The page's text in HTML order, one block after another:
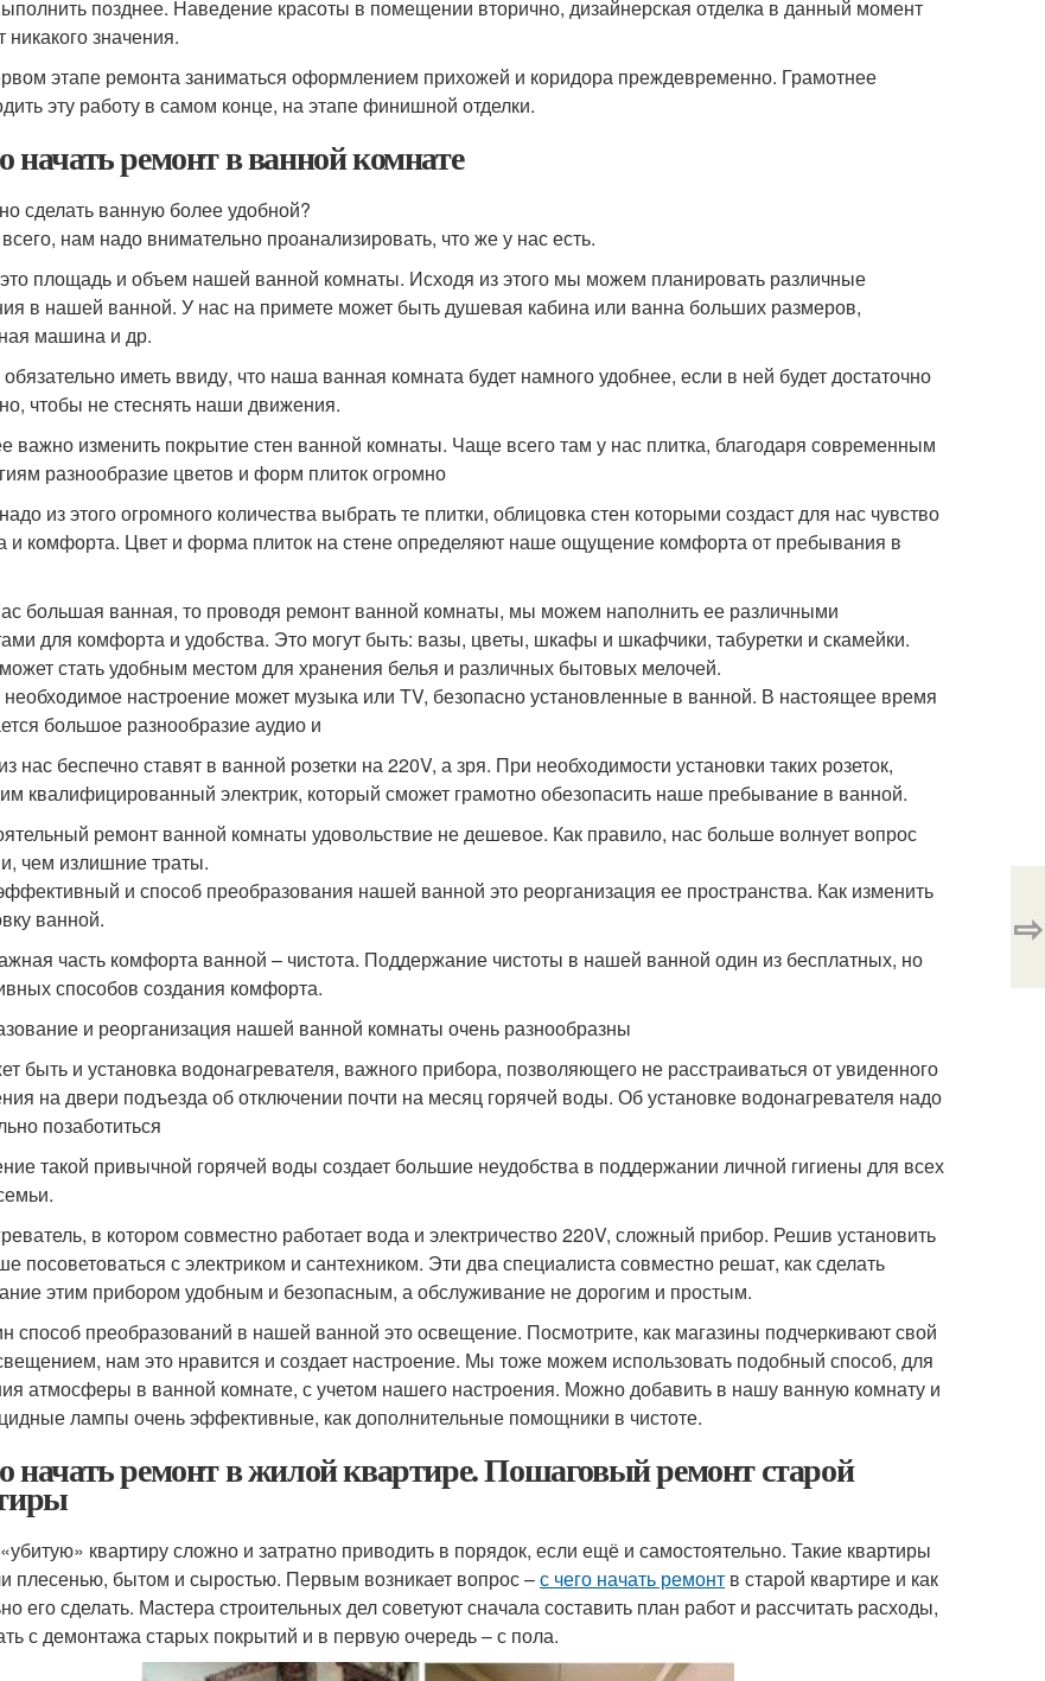
позднее. Наведение красоты в помещении вторично, дизайнерская отделка в данный момент
никакого значения.
этапе ремонта заниматься оформлением прихожей и коридора преждевременно. Грамотнее
эту работу в самом конце, на этапе финишной отделки.
начать ремонт в ванной комнате
сделать ванную более удобной?
нам надо внимательно проанализировать, что же у нас есть.
площадь и объем нашей ванной комнаты. Исходя из этого мы можем планировать различные
в нашей ванной. У нас на примете может быть душевая кабина или ванна больших размеров,
машина и др.
иметь ввиду, что наша ванная комната будет намного удобнее, если в ней будет достаточно
чтобы не стеснять наши движения.
важно изменить покрытие стен ванной комнаты. Чаще всего там у нас плитка, благодаря современным
разнообразие цветов и форм плиток огромно
из этого огромного количества выбрать те плитки, облицовка стен которыми создаст для нас чувство
и комфорта. Цвет и форма плиток на стене определяют наше ощущение комфорта от пребывания в
большая ванная, то проводя ремонт ванной комнаты, мы можем наполнить ее различными
для комфорта и удобства. Это могут быть: вазы, цветы, шкафы и шкафчики, табуретки и скамейки.
стать удобным местом для хранения белья и различных бытовых мелочей.
необходимое настроение может музыка или TV, безопасно установленные в ванной. В настоящее время
большое разнообразие аудио и
нас беспечно ставят в ванной розетки на 220V, а зря. При необходимости установки таких розеток,
квалифицированный электрик, который сможет грамотно обезопасить наше пребывание в ванной.
ремонт ванной комнаты удовольствие не дешевое. Как правило, нас больше волнует вопрос
чем излишние траты.
и способ преобразования нашей ванной это реорганизация ее пространства. Как изменить
ванной.
часть комфорта ванной – чистота. Поддержание чистоты в нашей ванной один из бесплатных, но
способов создания комфорта.
и реорганизация нашей ванной комнаты очень разнообразны
быть и установка водонагревателя, важного прибора, позволяющего не расстраиваться от увиденного
на двери подъезда об отключении почти на месяц горячей воды. Об установке водонагревателя надо
позаботиться
такой привычной горячей воды создает большие неудобства в поддержании личной гигиены для всех
в котором совместно работает вода и электричество 220V, сложный прибор. Решив установить
посоветоваться с электриком и сантехником. Эти два специалиста совместно решат, как сделать
этим прибором удобным и безопасным, а обслуживание не дорогим и простым.
способ преобразований в нашей ванной это освещение. Посмотрите, как магазины подчеркивают свой
нам это нравится и создает настроение. Мы тоже можем использовать подобный способ, для
атмосферы в ванной комнате, с учетом нашего настроения. Можно добавить в нашу ванную комнату и
лампы очень эффективные, как дополнительные помощники в чистоте.
начать ремонт в жилой квартире. Пошаговый ремонт старой
квартиру сложно и затратно приводить в порядок, если ещё и самостоятельно. Такие квартиры
плесенью, бытом и сыростью. Первым возникает вопрос –с чего начать ремонт в старой квартире и как
его сделать. Мастера строительных дел советуют сначала составить план работ и рассчитать расходы,
с демонтажа старых покрытий и в первую очередь – с пола.
⇨